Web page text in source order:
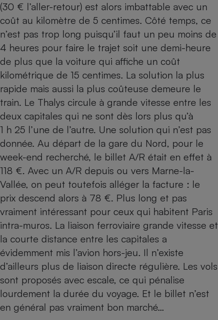
(30 € l’aller-retour) est alors imbattable avec un
coût au kilomètre de 5 centimes. Côté temps, ce
n’est pas trop long puisqu’il faut un peu moins de
4 heures pour faire le trajet soit une demi-heure
de plus que la voiture qui affiche un coût
kilométrique de 15 centimes. La solution la plus
rapide mais aussi la plus coûteuse demeure le
train. Le Thalys circule à grande vitesse entre les
deux capitales qui ne sont dès lors plus qu’à
1 h 25 l’une de l’autre. Une solution qui n’est pas
donnée. Au départ de la gare du Nord, pour le
week-end recherché, le billet A/R était en effet à
118 €. Avec un A/R depuis ou vers Marne-la-
Vallée, on peut toutefois alléger la facture : le
prix descend alors à 78 €. Plus long et pas
vraiment intéressant pour ceux qui habitent Paris
intra-muros. La liaison ferroviaire grande vitesse et
la courte distance entre les capitales a
évidemment mis l’avion hors-jeu. Il n’existe
d’ailleurs plus de liaison directe régulière. Les vols
sont proposés avec escale, ce qui pénalise
lourdement la durée du voyage. Et le billet n’est
en général pas vraiment bon marché…